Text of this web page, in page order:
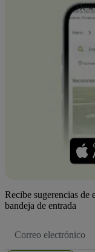
Recibe sugerencias de
bandeja de entrada
de